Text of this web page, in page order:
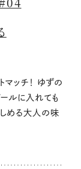
マッチ！ ゆずの
ールに入れても
める大人の味